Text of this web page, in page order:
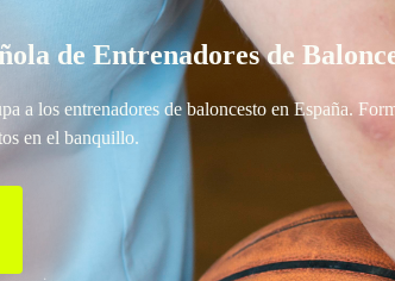
de Entrenadores de
a los entrenadores de baloncesto en España.
en el banquillo.